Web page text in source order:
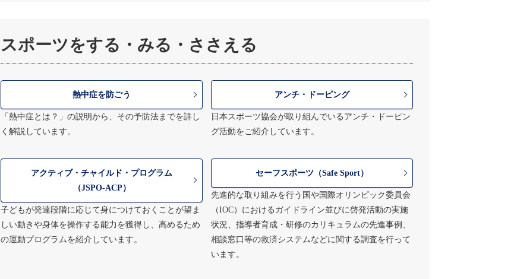
スポーツをする・みる・ささえる
熱中症を防ごう
「熱中症とは？」の説明から、その予防法までを詳し
く解説しています。
アンチ・ドーピング
日本スポーツ協会が取り組んでいるアンチ・ドーピン
グ活動をご紹介しています。
アクティブ・チャイルド・プログラム
（JSPO-ACP）
子どもが発達段階に応じて身につけておくことが望ま
しい動きや身体を操作する能力を獲得し、高めるため
の運動プログラムを紹介しています。
セーフスポーツ（Safe Sport）
先進的な取り組みを行う国や国際オリンピック委員会
（IOC）におけるガイドライン並びに啓発活動の実施
状況、指導者育成・研修のカリキュラムの先進事例、
相談窓口等の救済システムなどに関する調査を行って
います。